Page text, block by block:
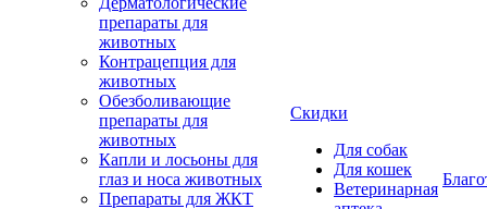
препараты для
животных
Контрацепция для
животных
Обезболивающие
препараты для
животных
Капли и лосьоны для
глаз и носа животных
Препараты для ЖКТ
Скидки
Для собак
Для кошек
Ветеринарная